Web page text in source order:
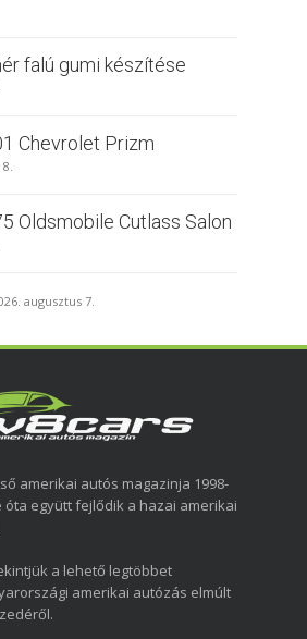
falú gumi készítése
Chevrolet Prizm
Oldsmobile Cutlass Salon
augusztus 7.
amerikai autós magazinja 1998-
óta együtt fejlődik a hazai amerikai
a lehető legtöbbet
amerikai autózás elmúlt